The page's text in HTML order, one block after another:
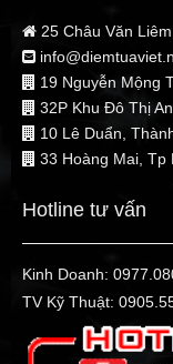
25 Châu Văn
19 Nguyễn Mộng
32P Khu Đô Thị
10 Lê Duẩn,
33 Hoàng Mai, Tp
Hotline tư vấn
Kinh Doanh:
TV Kỹ Thuật: